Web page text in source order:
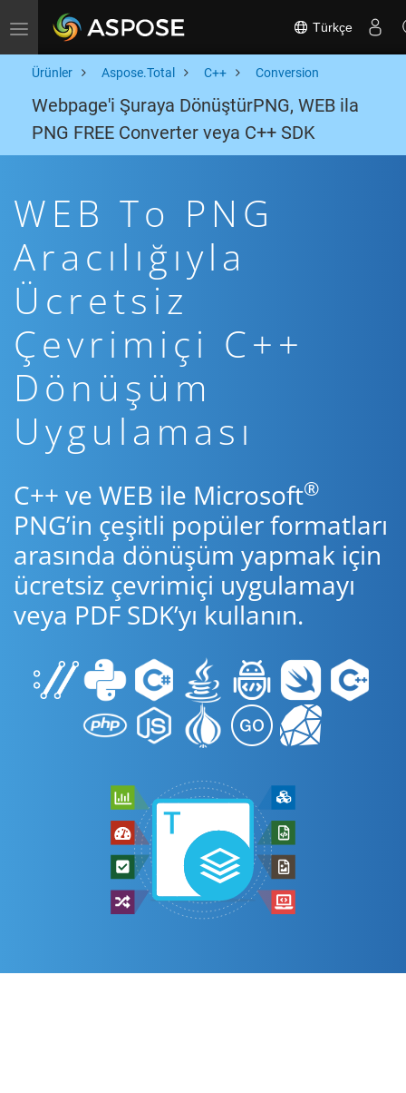
Toggle navigation Türkçe
Ürünler Aspose.Total C++ Conversion
Webpage'i Şuraya DönüştürPNG, WEB ila
PNG FREE Converter veya C++ SDK
WEB To PNG
Aracılığıyla
Ücretsiz
Çevrimiçi C++
Dönüşüm
Uygulaması
C++ ve WEB ile Microsoft®
PNG’in çeşitli popüler formatları
arasında dönüşüm yapmak için
ücretsiz çevrimiçi uygulamayı
veya PDF SDK’yı kullanın.